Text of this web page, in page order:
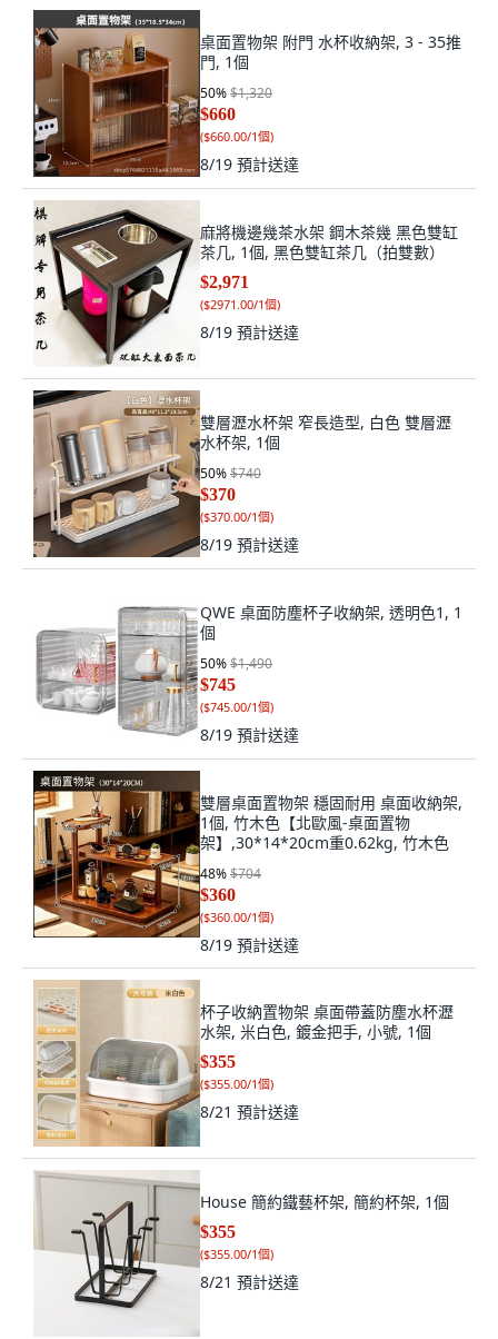
桌面置物架 附門 水杯收納架, 3 - 35推
門, 1個
50%$1,320
$660
($660.00/1個)
8/19 預計送達
麻將機邊幾茶水架 鋼木茶幾 黑色雙缸
茶几, 1個, 黑色雙缸茶几（拍雙數）
$2,971
($2971.00/1個)
8/19 預計送達
雙層瀝水杯架 窄長造型, 白色 雙層瀝
水杯架, 1個
50%$740
$370
($370.00/1個)
8/19 預計送達
QWE 桌面防塵杯子收納架, 透明色1, 1
個
50%$1,490
$745
($745.00/1個)
8/19 預計送達
雙層桌面置物架 穩固耐用 桌面收納架,
1個, 竹木色【北歐風-桌面置物
架】,30*14*20cm重0.62kg, 竹木色
48%$704
$360
($360.00/1個)
8/19 預計送達
杯子收納置物架 桌面帶蓋防塵水杯瀝
水架, 米白色, 鍍金把手, 小號, 1個
$355
($355.00/1個)
8/21 預計送達
House 簡約鐵藝杯架, 簡約杯架, 1個
$355
($355.00/1個)
8/21 預計送達